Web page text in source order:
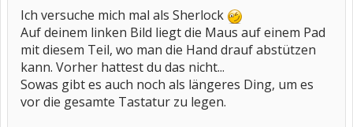
Ich versuche mich mal als Sherlock
Auf deinem linken Bild liegt die Maus auf einem Pad
mit diesem Teil, wo man die Hand drauf abstützen
kann. Vorher hattest du das nicht...
Sowas gibt es auch noch als längeres Ding, um es
vor die gesamte Tastatur zu legen.